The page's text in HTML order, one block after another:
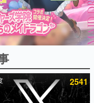
ング
2541